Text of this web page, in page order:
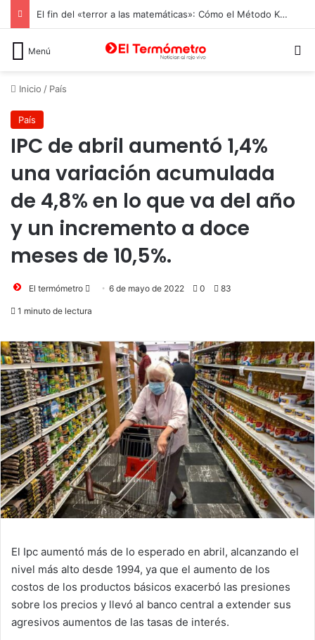
El fin del «terror a las matemáticas»: Cómo el Método Kumon conquista a Chile desde la autonomía y la neurociencia
Menú
Inicio / País
País
IPC de abril aumentó 1,4%
una variación acumulada
de 4,8% en lo que va del año
y un incremento a doce
meses de 10,5%.
El termómetro
Send6 de mayo de 2022 0 83
1 minuto de lectura
El Ipc aumentó más de lo esperado en abril, alcanzando el
nivel más alto desde 1994, ya que el aumento de los
costos de los productos básicos exacerbó las presiones
sobre los precios y llevó al banco central a extender sus
agresivos aumentos de las tasas de interés.